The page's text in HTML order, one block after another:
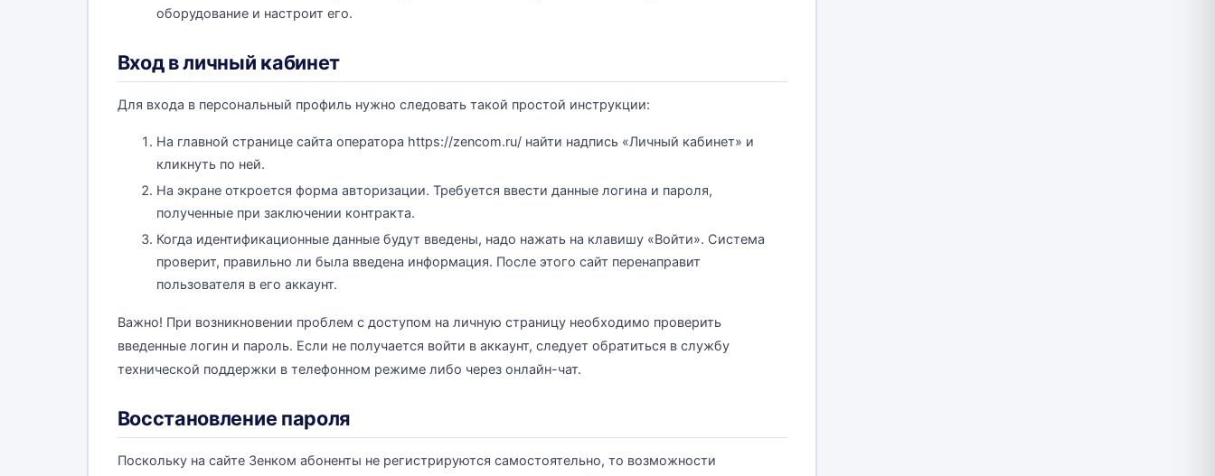
оборудование и настроит его.
Вход в личный кабинет
Для входа в персональный профиль нужно следовать такой простой инструкции:
На главной странице сайта оператора https://zencom.ru/ найти надпись «Личный кабинет» и
кликнуть по ней.
На экране откроется форма авторизации. Требуется ввести данные логина и пароля,
полученные при заключении контракта.
Когда идентификационные данные будут введены, надо нажать на клавишу «Войти». Система
проверит, правильно ли была введена информация. После этого сайт перенаправит
пользователя в его аккаунт.
Важно! При возникновении проблем с доступом на личную страницу необходимо проверить
введенные логин и пароль. Если не получается войти в аккаунт, следует обратиться в службу
технической поддержки в телефонном режиме либо через онлайн-чат.
Восстановление пароля
Поскольку на сайте Зенком абоненты не регистрируются самостоятельно, то возможности